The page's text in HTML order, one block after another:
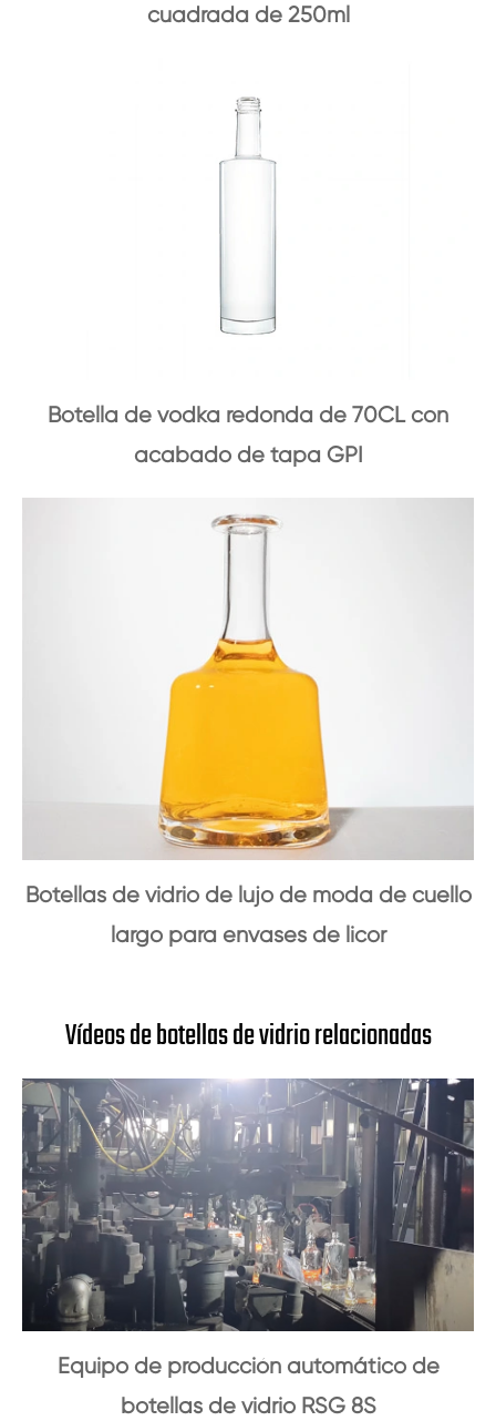
cuadrada de 250ml
Botella de vodka redonda de 70CL con
acabado de tapa GPI
Botellas de vidrio de lujo de moda de cuello
largo para envases de licor
Vídeos de botellas de vidrio relacionadas
Equipo de producción automático de
botellas de vidrio RSG 8S